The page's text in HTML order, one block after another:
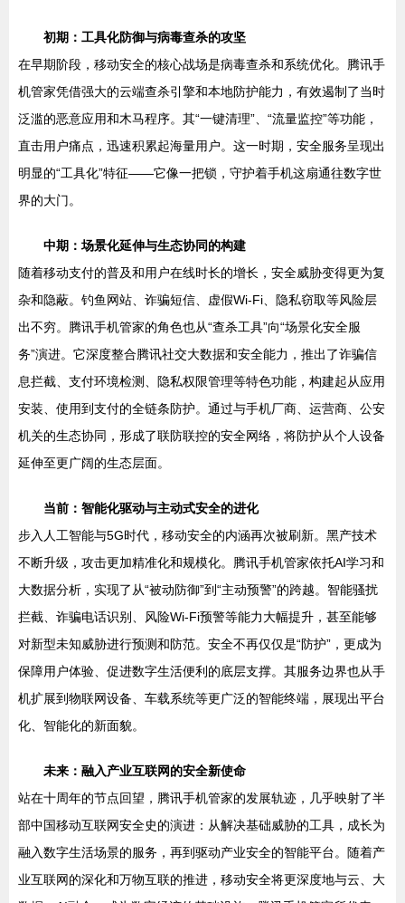
初期：工具化防御与病毒查杀的攻坚
在早期阶段，移动安全的核心战场是病毒查杀和系统优化。腾讯手
机管家凭借强大的云端查杀引擎和本地防护能力，有效遏制了当时
泛滥的恶意应用和木马程序。其“一键清理”、“流量监控”等功能，
直击用户痛点，迅速积累起海量用户。这一时期，安全服务呈现出
明显的“工具化”特征——它像一把锁，守护着手机这扇通往数字世
界的大门。
中期：场景化延伸与生态协同的构建
随着移动支付的普及和用户在线时长的增长，安全威胁变得更为复
杂和隐蔽。钓鱼网站、诈骗短信、虚假Wi-Fi、隐私窃取等风险层
出不穷。腾讯手机管家的角色也从“查杀工具”向“场景化安全服
务”演进。它深度整合腾讯社交大数据和安全能力，推出了诈骗信
息拦截、支付环境检测、隐私权限管理等特色功能，构建起从应用
安装、使用到支付的全链条防护。通过与手机厂商、运营商、公安
机关的生态协同，形成了联防联控的安全网络，将防护从个人设备
延伸至更广阔的生态层面。
当前：智能化驱动与主动式安全的进化
步入人工智能与5G时代，移动安全的内涵再次被刷新。黑产技术
不断升级，攻击更加精准化和规模化。腾讯手机管家依托AI学习和
大数据分析，实现了从“被动防御”到“主动预警”的跨越。智能骚扰
拦截、诈骗电话识别、风险Wi-Fi预警等能力大幅提升，甚至能够
对新型未知威胁进行预测和防范。安全不再仅仅是“防护”，更成为
保障用户体验、促进数字生活便利的底层支撑。其服务边界也从手
机扩展到物联网设备、车载系统等更广泛的智能终端，展现出平台
化、智能化的新面貌。
未来：融入产业互联网的安全新使命
站在十周年的节点回望，腾讯手机管家的发展轨迹，几乎映射了半
部中国移动互联网安全史的演进：从解决基础威胁的工具，成长为
融入数字生活场景的服务，再到驱动产业安全的智能平台。随着产
业互联网的深化和万物互联的推进，移动安全将更深度地与云、大